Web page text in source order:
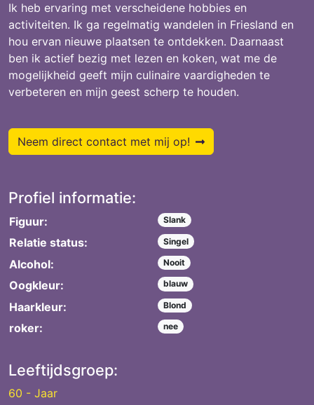
Ik heb ervaring met verscheidene hobbies en
activiteiten. Ik ga regelmatig wandelen in Friesland en
hou ervan nieuwe plaatsen te ontdekken. Daarnaast
ben ik actief bezig met lezen en koken, wat me de
mogelijkheid geeft mijn culinaire vaardigheden te
verbeteren en mijn geest scherp te houden.
Neem direct contact met mij op!
Profiel informatie:
Figuur: Slank
Relatie status: Singel
Alcohol: Nooit
Oogkleur: blauw
Haarkleur: Blond
roker: nee
Leeftijdsgroep:
60 - Jaar